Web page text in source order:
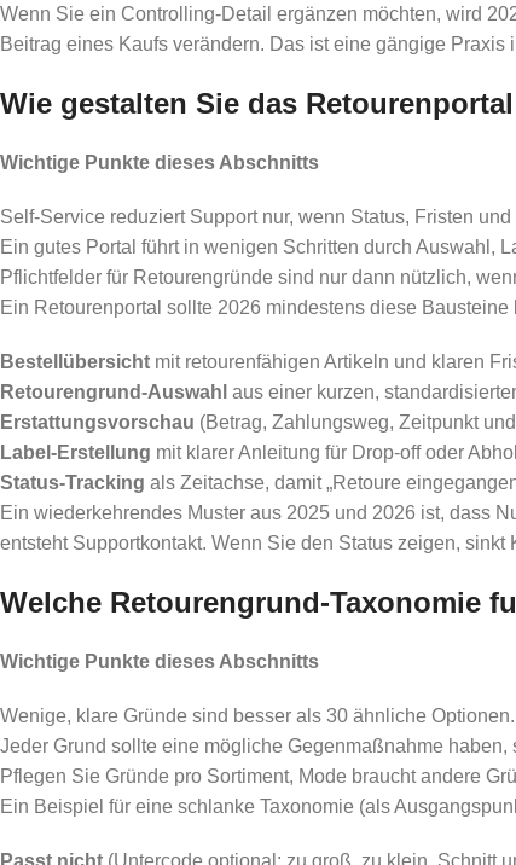
Wenn Sie ein Controlling-Detail ergänzen möchten, wird
Beitrag eines Kaufs verändern. Das ist eine gängige
Wie gestalten Sie das
Wichtige Punkte dieses Abschnitts
Self-Service reduziert Support nur, wenn Status, Fristen
Ein gutes Portal führt in wenigen Schritten durch Auswahl,
Pflichtfelder für Retourengründe sind nur dann nützlich,
Ein Retourenportal sollte 2026 mindestens diese Bausteine
Bestellübersicht mit retourenfähigen Artikeln und klaren
Retourengrund-Auswahl aus einer kurzen,
Erstattungsvorschau (Betrag, Zahlungsweg, Zeitpunkt
Label-Erstellung mit klarer Anleitung für Drop-off oder
Status-Tracking als Zeitachse, damit „Retoure
Ein wiederkehrendes Muster aus 2025 und 2026 ist, dass
entsteht Supportkontakt. Wenn Sie den Status zeigen,
Welche Retourengrund-Taxonomie
Wichtige Punkte dieses Abschnitts
Wenige, klare Gründe sind besser als 30 ähnliche Optionen.
Jeder Grund sollte eine mögliche Gegenmaßnahme haben,
Pflegen Sie Gründe pro Sortiment, Mode braucht andere
Ein Beispiel für eine schlanke Taxonomie (als